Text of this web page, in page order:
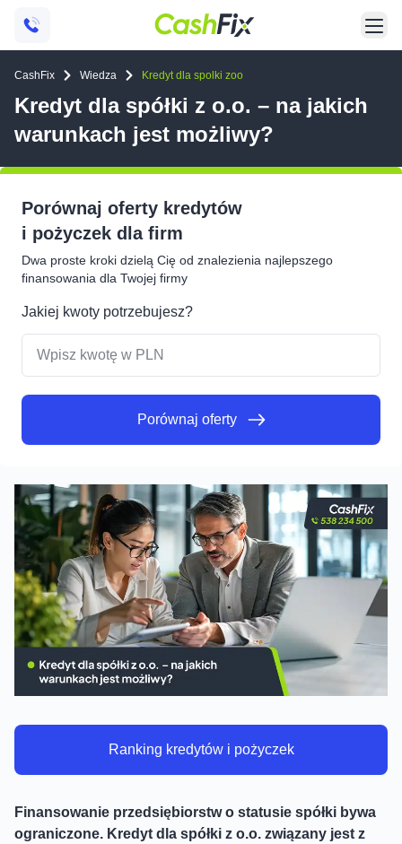
CashFix Wiedza Kredyt dla spolki zoo
Kredyt dla spółki z o.o. – na jakich
warunkach jest możliwy?
Ranking kredytów i pożyczek
Finansowanie przedsiębiorstw o statusie spółki bywa
ograniczone. Kredyt dla spółki z o.o. związany jest z
Porównaj oferty kredytów
i pożyczek dla firm
Dwa proste kroki dzielą Cię od znalezienia najlepszego
finansowania dla Twojej firmy
Jakiej kwoty potrzebujesz?
Porównaj oferty